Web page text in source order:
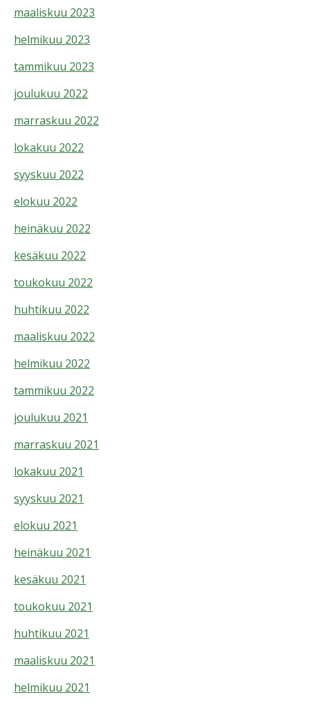
maaliskuu 2023
helmikuu 2023
tammikuu 2023
joulukuu 2022
marraskuu 2022
lokakuu 2022
syyskuu 2022
elokuu 2022
heinäkuu 2022
kesäkuu 2022
toukokuu 2022
huhtikuu 2022
maaliskuu 2022
helmikuu 2022
tammikuu 2022
joulukuu 2021
marraskuu 2021
lokakuu 2021
syyskuu 2021
elokuu 2021
heinäkuu 2021
kesäkuu 2021
toukokuu 2021
huhtikuu 2021
maaliskuu 2021
helmikuu 2021